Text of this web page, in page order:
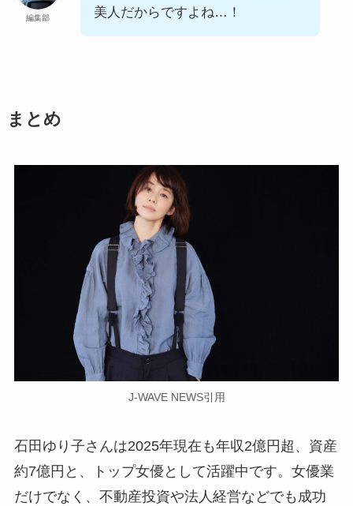
編集部
美人だからですよね…！
まとめ
J-WAVE NEWS引用
石田ゆり子さんは2025年現在も年収2億円超、資産
約7億円と、トップ女優として活躍中です。女優業
だけでなく、不動産投資や法人経営などでも成功